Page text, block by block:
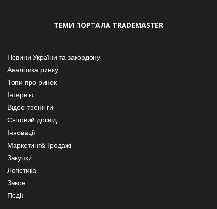
ТЕМИ ПОРТАЛА TRADEMASTER
Новини України та закордону
Аналітика ринку
Топи про ринок
Інтерв’ю
Відео-тренінги
Світовий досвід
Інновації
Маркетинг&Продажі
Закупки
Логістика
Закон
Події